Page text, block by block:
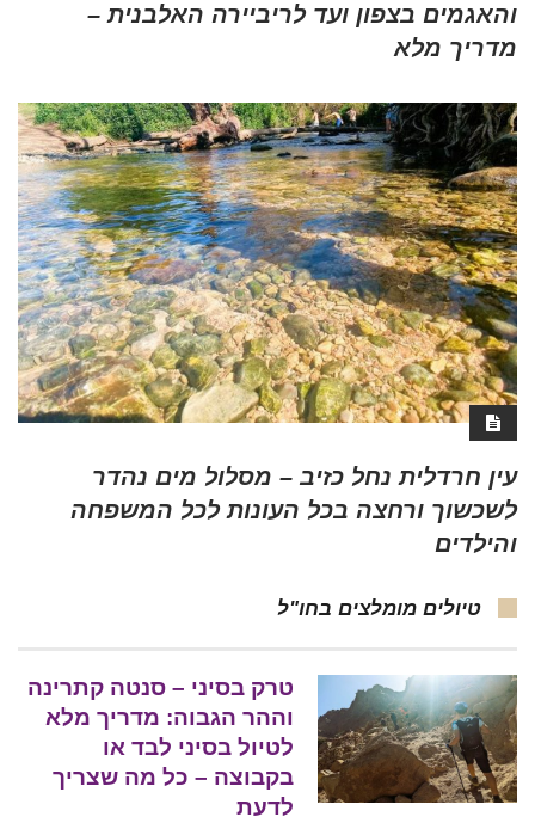
והאגמים בצפון ועד לריביירה האלבנית –
מדריך מלא
עין חרדלית נחל כזיב – מסלול מים נהדר
לשכשוך ורחצה בכל העונות לכל המשפחה
והילדים
טיולים מומלצים בחו"ל
טרק בסיני – סנטה קתרינה
וההר הגבוה: מדריך מלא
לטיול בסיני לבד או
בקבוצה – כל מה שצריך
לדעת